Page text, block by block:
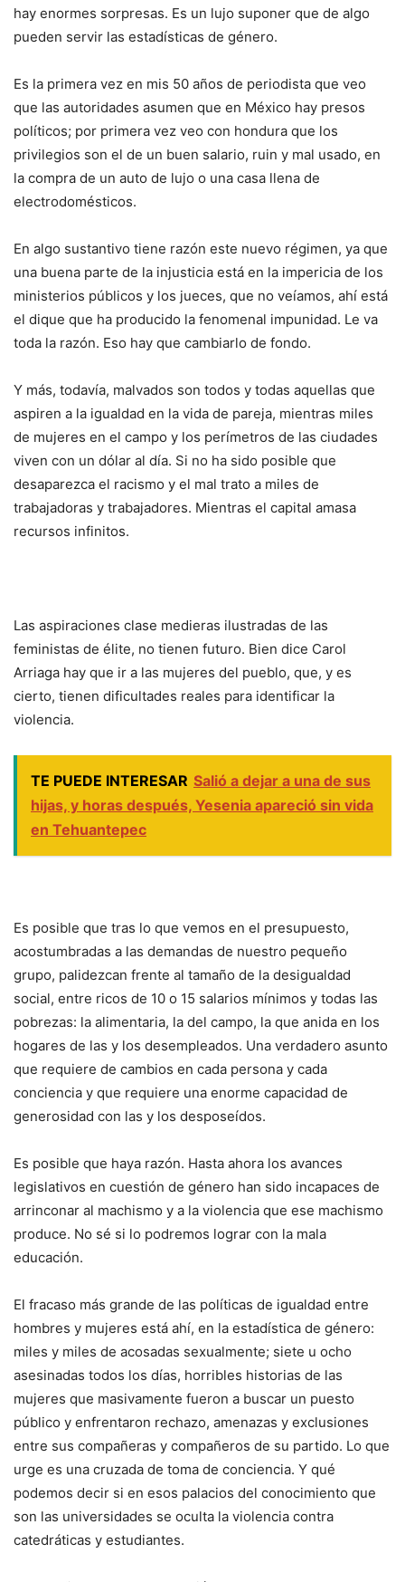
hay enormes sorpresas. Es un lujo suponer que de algo
pueden servir las estadísticas de género.
Es la primera vez en mis 50 años de periodista que veo
que las autoridades asumen que en México hay presos
políticos; por primera vez veo con hondura que los
privilegios son el de un buen salario, ruin y mal usado, en
la compra de un auto de lujo o una casa llena de
electrodomésticos.
En algo sustantivo tiene razón este nuevo régimen, ya que
una buena parte de la injusticia está en la impericia de los
ministerios públicos y los jueces, que no veíamos, ahí está
el dique que ha producido la fenomenal impunidad. Le va
toda la razón. Eso hay que cambiarlo de fondo.
Y más, todavía, malvados son todos y todas aquellas que
aspiren a la igualdad en la vida de pareja, mientras miles
de mujeres en el campo y los perímetros de las ciudades
viven con un dólar al día. Si no ha sido posible que
desaparezca el racismo y el mal trato a miles de
trabajadoras y trabajadores. Mientras el capital amasa
recursos infinitos.
Las aspiraciones clase medieras ilustradas de las
feministas de élite, no tienen futuro. Bien dice Carol
Arriaga hay que ir a las mujeres del pueblo, que, y es
cierto, tienen dificultades reales para identificar la
violencia.
TE PUEDE INTERESAR Salió a dejar a una de sus
hijas, y horas después, Yesenia apareció sin vida
en Tehuantepec
Es posible que tras lo que vemos en el presupuesto,
acostumbradas a las demandas de nuestro pequeño
grupo, palidezcan frente al tamaño de la desigualdad
social, entre ricos de 10 o 15 salarios mínimos y todas las
pobrezas: la alimentaria, la del campo, la que anida en los
hogares de las y los desempleados. Una verdadero asunto
que requiere de cambios en cada persona y cada
conciencia y que requiere una enorme capacidad de
generosidad con las y los desposeídos.
Es posible que haya razón. Hasta ahora los avances
legislativos en cuestión de género han sido incapaces de
arrinconar al machismo y a la violencia que ese machismo
produce. No sé si lo podremos lograr con la mala
educación.
El fracaso más grande de las políticas de igualdad entre
hombres y mujeres está ahí, en la estadística de género:
miles y miles de acosadas sexualmente; siete u ocho
asesinadas todos los días, horribles historias de las
mujeres que masivamente fueron a buscar un puesto
público y enfrentaron rechazo, amenazas y exclusiones
entre sus compañeras y compañeros de su partido. Lo que
urge es una cruzada de toma de conciencia. Y qué
podemos decir si en esos palacios del conocimiento que
son las universidades se oculta la violencia contra
catedráticas y estudiantes.